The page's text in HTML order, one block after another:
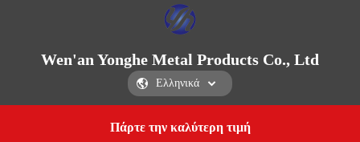
Πάρτε την καλύτερη τιμή
Wen'an Yonghe Metal Products Co., Ltd
Wen'an Yonghe Metal Products Co., Ltd
Get a Quote